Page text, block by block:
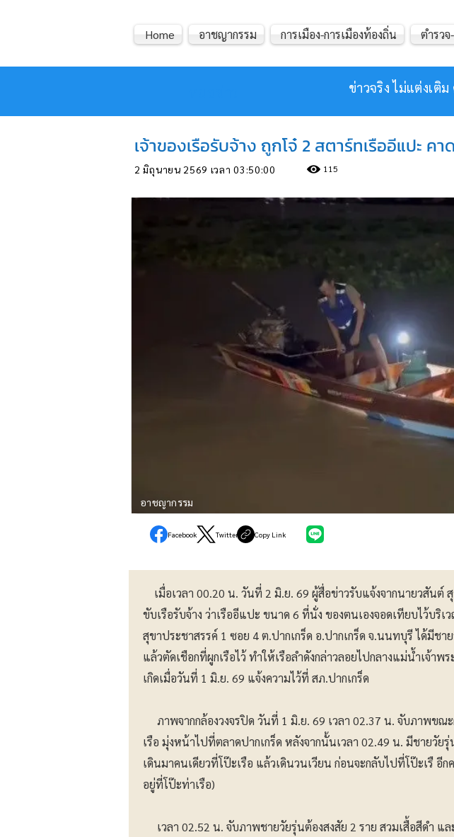
ข่าวจริง ไม่แต่งเติ
Home อาชญากรรม การเมือง-การเมืองท้องถิ่น ตำรว
เจ้าของเรือรับจ้าง ถูกโจ๋ 2 สตาร์ทเรืออีแปะ ค
2 มิถุนายน 2569 เวลา 03:50:00 115
อาชญากรรม
Facebook Twitter Copy Link
เมื่อเวลา 00.20 น. วันที่ 2 มิ.ย. 69 ผู้สื่อข่าวรับแจ้งจากนายวสันต์
ขับเรือรับจ้าง ว่าเรืออีแปะ ขนาด 6 ที่นั่ง ของตนเองจอดเทียบไว้บริเ
สุขาประชาสรรค์ 1 ซอย 4 ต.ปากเกร็ด อ.ปากเกร็ด จ.นนทบุรี ได้มีชา
แล้วตัดเชือกที่ผูกเรือไว้ ทำให้เรือลำดังกล่าวลอยไปกลางแม่น้ำเจ้าพ
เกิดเมื่อวันที่ 1 มิ.ย. 69 แจ้งความไว้ที่ สภ.ปากเกร็ด
ภาพจากกล้องวงจรปิด วันที่ 1 มิ.ย. 69 เวลา 02.37 น. จับภาพขณะ
เรือ มุ่งหน้าไปที่ตลาดปากเกร็ด หลังจากนั้นเวลา 02.49 น. มีชายวัยรุ่
เดินมาคนเดียวที่โป๊ะเรือ แล้วเดินวนเวียน ก่อนจะกลับไปที่โป๊ะเรื อี
อยู่ที่โป๊ะท่าเรือ)
เวลา 02.52 น. จับภาพชายวัยรุ่นต้องสงสัย 2 ราย สวมเสื้อสีดำ แ